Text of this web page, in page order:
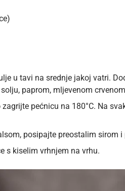
u tavi na srednje jakoj vatri.
paprom, mljevenom
zagrijte pećnicu na 180°C. Na
posipajte preostalim sirom
s kiselim vrhnjem na vrhu.